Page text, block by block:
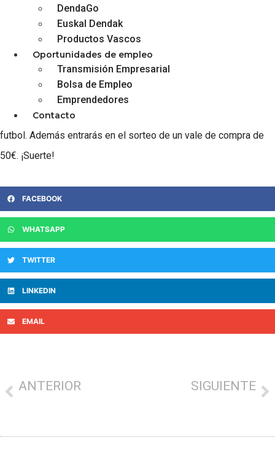
DendaGo
Euskal Dendak
Productos Vascos
Oportunidades de empleo
Transmisión Empresarial
Bolsa de Empleo
Emprendedores
Contacto
diciembre 3, 2025
ORDIZIA | ORDIZIAN
Paga con la Tarjeta ORDIZIAN y consigue una camiseta de
futbol. Además entrarás en el sorteo de un vale de compra de
50€. ¡Suerte!
FACEBOOK
WHATSAPP
TWITTER
LINKEDIN
EMAIL
ANTERIOR SIGUIENTE